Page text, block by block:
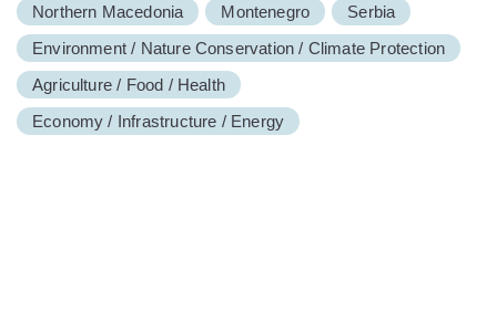
Northern Macedonia
Montenegro
Serbia
Environment / Nature Conservation / Climate Protection
Agriculture / Food / Health
Economy / Infrastructure / Energy